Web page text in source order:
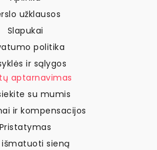
užklausos
Slapukai
politika
ir sąlygos
aptarnavimas
su mumis
ir kompensacijos
Pristatymas
išmatuoti sieną